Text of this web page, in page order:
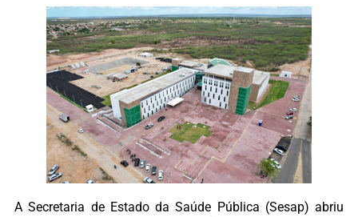
A Secretaria de Estado da Saúde Pública (Sesap) abriu